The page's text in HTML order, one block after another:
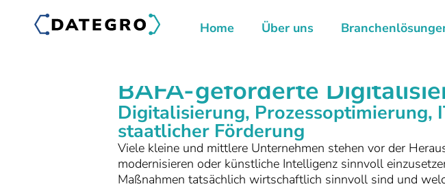
Home Über uns
BAFA-geförderte
Digitalisierung,
staatlicher Förderung
Viele kleine und mittlere Unternehmen stehen vor der
modernisieren oder künstliche Intelligenz sinnvoll
Maßnahmen tatsächlich wirtschaftlich sinnvoll sind und